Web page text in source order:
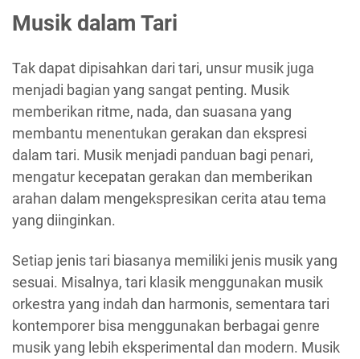
Musik dalam Tari
Tak dapat dipisahkan dari tari, unsur musik juga
menjadi bagian yang sangat penting. Musik
memberikan ritme, nada, dan suasana yang
membantu menentukan gerakan dan ekspresi
dalam tari. Musik menjadi panduan bagi penari,
mengatur kecepatan gerakan dan memberikan
arahan dalam mengekspresikan cerita atau tema
yang diinginkan.
Setiap jenis tari biasanya memiliki jenis musik yang
sesuai. Misalnya, tari klasik menggunakan musik
orkestra yang indah dan harmonis, sementara tari
kontemporer bisa menggunakan berbagai genre
musik yang lebih eksperimental dan modern. Musik